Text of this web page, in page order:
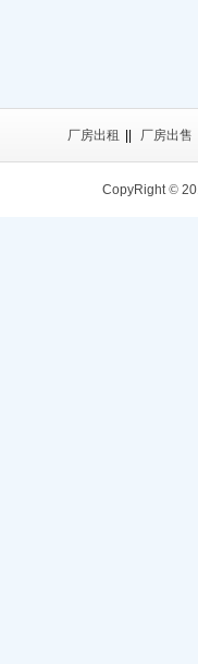
厂房出租 厂房出售
CopyRight©